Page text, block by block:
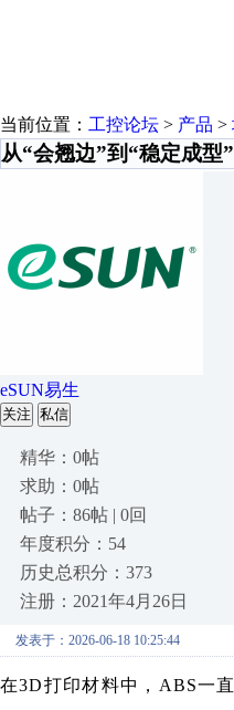
当前位置： 工控论坛 > 产品 >
从“会翘边”到“稳定成型
eSUN易生
关注 私信
精华：0帖
求助：0帖
帖子：86帖 | 0回
年度积分：54
历史总积分：373
注册：2021年4月26日
发表于：2026-06-18 10:25:44
在3D打印材料中，ABS一